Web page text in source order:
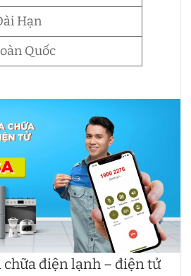
Hạn
Quốc
điện lạnh – điện tử